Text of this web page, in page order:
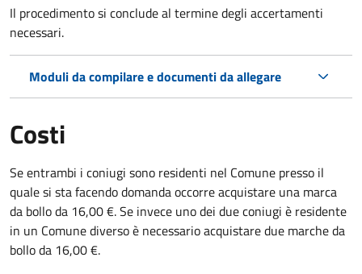
Il procedimento si conclude al termine degli accertamenti
necessari.
Moduli da compilare e documenti da allegare
Costi
Se entrambi i coniugi sono residenti nel Comune presso il
quale si sta facendo domanda occorre acquistare una marca
da bollo da 16,00 €. Se invece uno dei due coniugi è residente
in un Comune diverso è necessario acquistare due marche da
bollo da 16,00 €.